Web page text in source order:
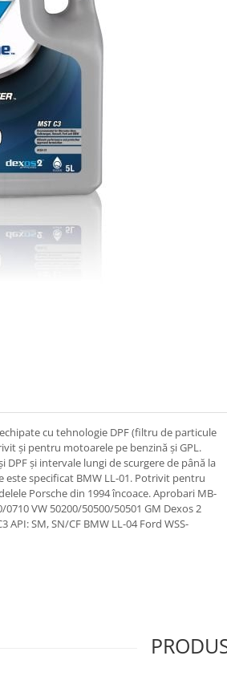
cu tehnologie DPF (filtru de particule
și pentru motoarele pe benzină și GPL.
și intervale lungi de scurgere de până la
specificat BMW LL-01. Potrivit pentru
Porsche din 1994 încoace. Aprobari MB-
VW 50200/50500/50501 GM Dexos 2
API: SM, SN/CF BMW LL-04 Ford WSS-